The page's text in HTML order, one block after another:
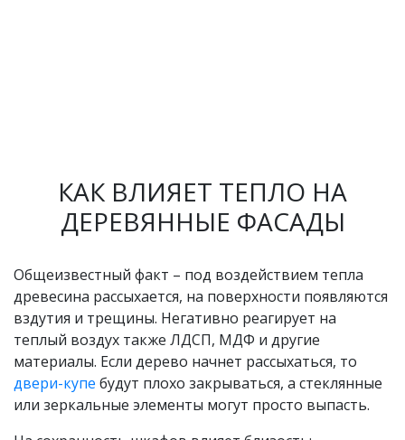
КАК ВЛИЯЕТ ТЕПЛО НА
ДЕРЕВЯННЫЕ ФАСАДЫ
Общеизвестный факт – под воздействием тепла
древесина рассыхается, на поверхности появляются
вздутия и трещины. Негативно реагирует на
теплый воздух также ЛДСП, МДФ и другие
материалы. Если дерево начнет рассыхаться, то
двери-купе будут плохо закрываться, а стеклянные
или зеркальные элементы могут просто выпасть.